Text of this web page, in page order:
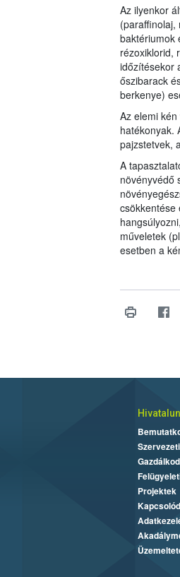
Az ilyenkor
(paraffinolaj,
baktériumok
rézoxiklorid,
időzítésekor
őszibarack
berkenye)
Az elemi
hatékonyak.
pajzstetvek,
A
növényvédő
csökkentése
műveletek
esetben a
Projektek